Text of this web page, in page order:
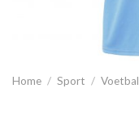
Home / Sport / Voetbal